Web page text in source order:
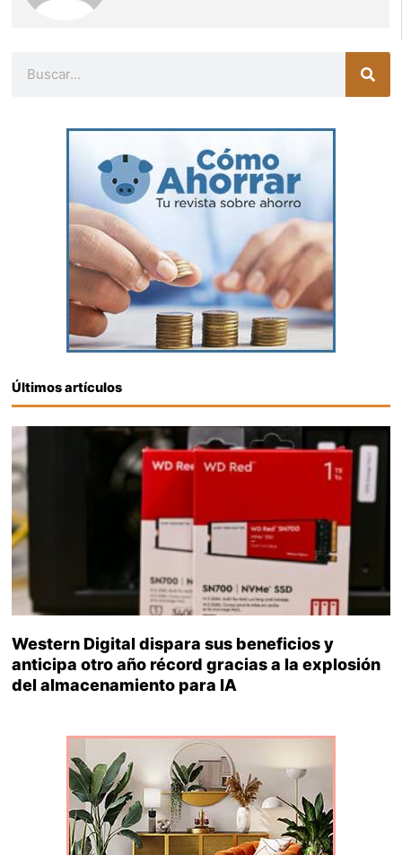
Últimos artículos
Western Digital dispara sus beneficios y
anticipa otro año récord gracias a la explosión
del almacenamiento para IA